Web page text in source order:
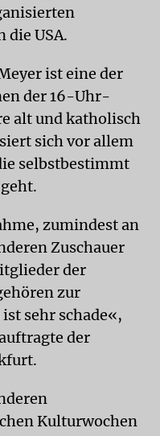
die USA.
ist eine der
der 16-Uhr-
alt und katholisch
sich vor allem
selbstbestimmt
zumindest an
Zuschauer
der
zur
sehr schade«,
der
Kulturwochen